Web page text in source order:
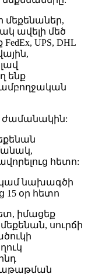
մեքենաներ,
ավելի մեծ
UPS, DHL
ենք
ժամանակին:
հետո:
նախագծի
օր հետո
իմացեք
սուրճի